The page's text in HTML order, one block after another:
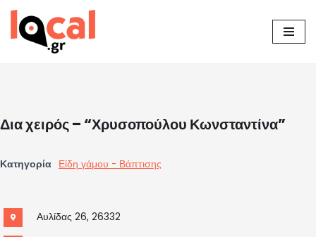
Μεταπηδήστε
Δια χειρός – “Χρυσοπούλου Κωνσταντίνα”
Κατηγορία Είδη γάμου - Βάπτισης
Αυλίδας 26, 26332